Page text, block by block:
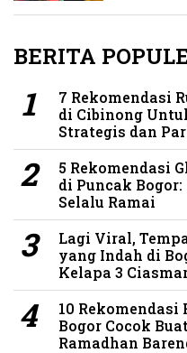
BERITA
7 Rekomendasi
di Cibinong
Strategis dan
5 Rekomendasi
di Puncak
Selalu Ramai
Lagi Viral,
yang Indah di
Kelapa 3
10 Rekomendasi
Bogor Cocok
Ramadhan